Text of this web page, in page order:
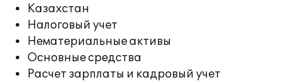
Казахстан
Налоговый учет
Нематериальные активы
Основные средства
Расчет зарплаты и кадровый учет